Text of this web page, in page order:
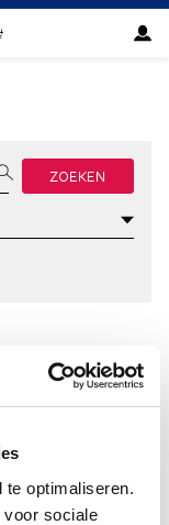
te optimaliseren.
voor sociale
ZOEKEN